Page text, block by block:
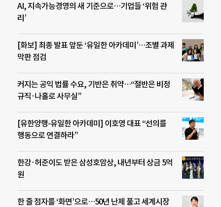
AI, 지속가능경영의 새 기준으로…기업들 ‘위험 관
리’
[화보] 최종 발표 앞둔 ‘유일한 아카데미’…조별 과제
막판 점검
커지는 공익 법률 수요, 기반은 취약…“절반은 비정
규직·나홀로 사무실”
[유한양행-유일한 아카데미] 이호영 대표 “선의를
행동으로 연결하라”
한강·허준이도 받은 삼성호암상, 내년부터 상금 5억
원
한 줄 점자를 ‘화면’으로…50년 난제 풀고 세계시장